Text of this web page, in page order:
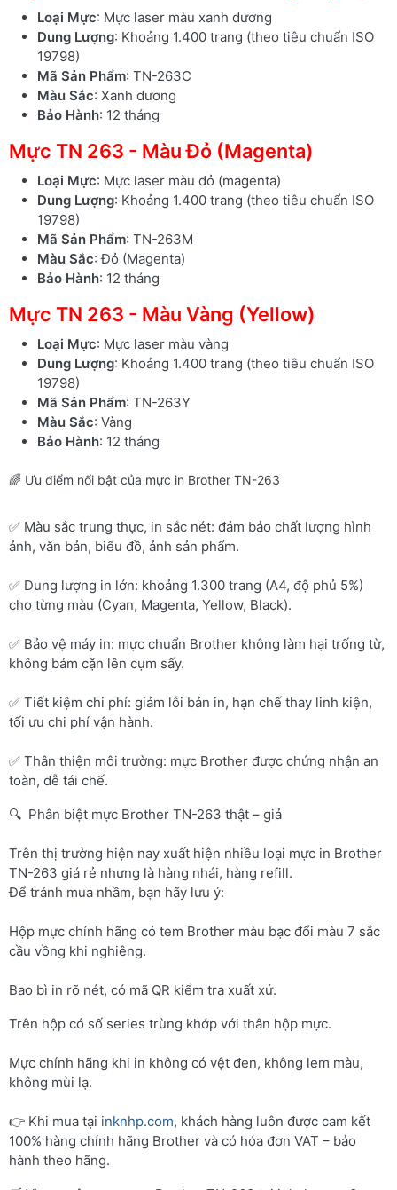
Loại Mực: Mực laser màu xanh dương
Dung Lượng: Khoảng 1.400 trang (theo tiêu chuẩn ISO
19798)
Mã Sản Phẩm: TN-263C
Màu Sắc: Xanh dương
Bảo Hành: 12 tháng
Mực TN 263 - Màu Đỏ (Magenta)
Loại Mực: Mực laser màu đỏ (magenta)
Dung Lượng: Khoảng 1.400 trang (theo tiêu chuẩn ISO
19798)
Mã Sản Phẩm: TN-263M
Màu Sắc: Đỏ (Magenta)
Bảo Hành: 12 tháng
Mực TN 263 - Màu Vàng (Yellow)
Loại Mực: Mực laser màu vàng
Dung Lượng: Khoảng 1.400 trang (theo tiêu chuẩn ISO
19798)
Mã Sản Phẩm: TN-263Y
Màu Sắc: Vàng
Bảo Hành: 12 tháng
🌈 Ưu điểm nổi bật của mực in Brother TN-263
✅ Màu sắc trung thực, in sắc nét: đảm bảo chất lượng hình
ảnh, văn bản, biểu đồ, ảnh sản phẩm.
✅ Dung lượng in lớn: khoảng 1.300 trang (A4, độ phủ 5%)
cho từng màu (Cyan, Magenta, Yellow, Black).
✅ Bảo vệ máy in: mực chuẩn Brother không làm hại trống từ,
không bám cặn lên cụm sấy.
✅ Tiết kiệm chi phí: giảm lỗi bản in, hạn chế thay linh kiện,
tối ưu chi phí vận hành.
✅ Thân thiện môi trường: mực Brother được chứng nhận an
toàn, dễ tái chế.
🔍 Phân biệt mực Brother TN-263 thật – giả
Trên thị trường hiện nay xuất hiện nhiều loại mực in Brother
TN-263 giá rẻ nhưng là hàng nhái, hàng refill.
Để tránh mua nhầm, bạn hãy lưu ý:
Hộp mực chính hãng có tem Brother màu bạc đổi màu 7 sắc
cầu vồng khi nghiêng.
Bao bì in rõ nét, có mã QR kiểm tra xuất xứ.
Trên hộp có số series trùng khớp với thân hộp mực.
Mực chính hãng khi in không có vệt đen, không lem màu,
không mùi lạ.
👉 Khi mua tại inknhp.com, khách hàng luôn được cam kết
100% hàng chính hãng Brother và có hóa đơn VAT – bảo
hành theo hãng.